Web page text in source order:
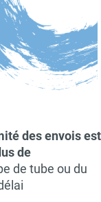
des envois est
de
de tube ou du